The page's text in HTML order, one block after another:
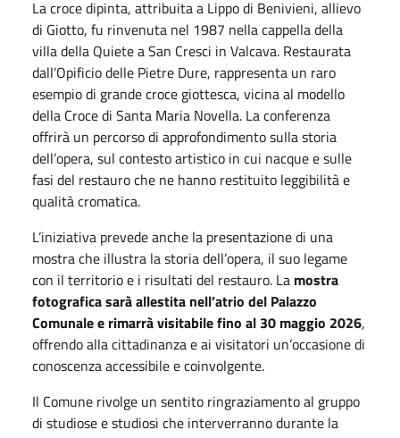
La croce dipinta, attribuita a Lippo di Benivieni, allievo
di Giotto, fu rinvenuta nel 1987 nella cappella della
villa della Quiete a San Cresci in Valcava. Restaurata
dall’Opificio delle Pietre Dure, rappresenta un raro
esempio di grande croce giottesca, vicina al modello
della Croce di Santa Maria Novella. La conferenza
offrirà un percorso di approfondimento sulla storia
dell’opera, sul contesto artistico in cui nacque e sulle
fasi del restauro che ne hanno restituito leggibilità e
qualità cromatica.
L’iniziativa prevede anche la presentazione di una
mostra che illustra la storia dell’opera, il suo legame
con il territorio e i risultati del restauro. La mostra
fotografica sarà allestita nell’atrio del Palazzo
Comunale e rimarrà visitabile fino al 30 maggio 2026,
offrendo alla cittadinanza e ai visitatori un’occasione di
conoscenza accessibile e coinvolgente.
Il Comune rivolge un sentito ringraziamento al gruppo
di studiose e studiosi che interverranno durante la